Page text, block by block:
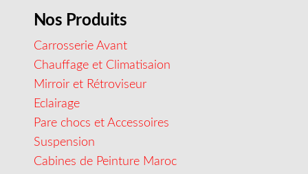
Nos Produits
Carrosserie Avant
Chauffage et Climatisaion
Mirroir et Rétroviseur
Eclairage
Pare chocs et Accessoires
Suspension
Cabines de Peinture Maroc